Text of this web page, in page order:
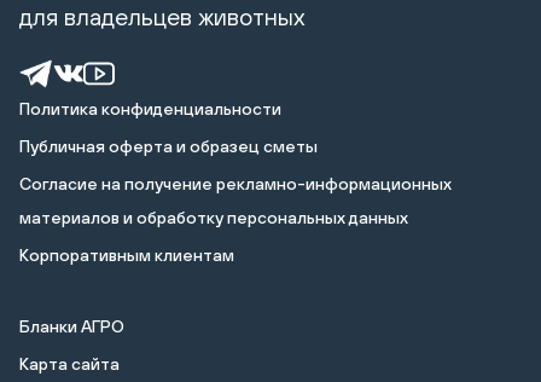
Политика конфиденциальности
Публичная оферта и образец сметы
Cогласие на получение рекламно-информационных
материалов и обработку персональных данных
Корпоративным клиентам
Бланки АГРО
Карта сайта
для владельцев животных